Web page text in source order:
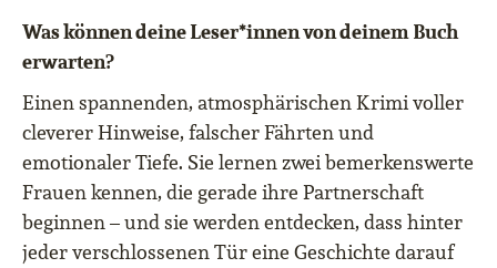
Was können deine Leser*innen von deinem Buch
erwarten?
Einen spannenden, atmosphärischen Krimi voller
cleverer Hinweise, falscher Fährten und
emotionaler Tiefe. Sie lernen zwei bemerkenswerte
Frauen kennen, die gerade ihre Partnerschaft
beginnen – und sie werden entdecken, dass hinter
jeder verschlossenen Tür eine Geschichte darauf